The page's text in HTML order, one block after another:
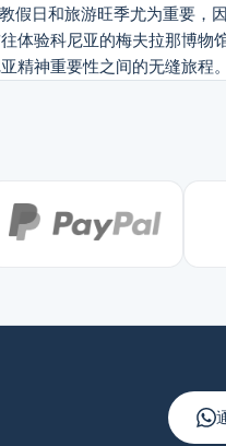
日和旅游旺季尤为重要，
体验科尼亚的梅夫拉那博物
神重要性之间的无缝旅程。